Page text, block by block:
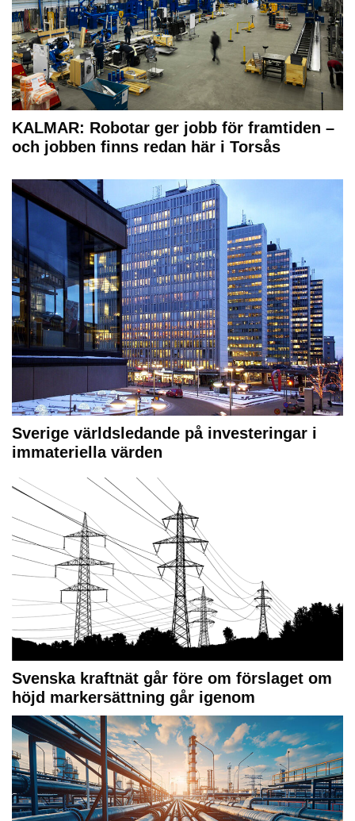
KALMAR: Robotar ger jobb för framtiden –
och jobben finns redan här i Torsås
Sverige världsledande på investeringar i
immateriella värden
Svenska kraftnät går före om förslaget om
höjd markersättning går igenom